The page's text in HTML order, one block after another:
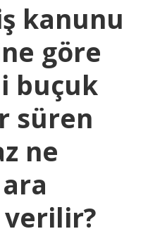
kanunu
göre
buçuk
süren
ne